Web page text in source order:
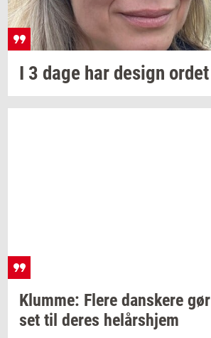
I 3 dage harde­sign ordet
Klum­me: Flere dan­ske­re gør
set til deres helårs­hjem